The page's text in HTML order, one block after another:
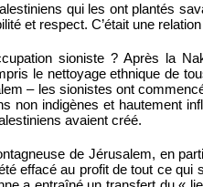
qui les ont plantés
et respect. C’était une
sioniste ? Après la
le nettoyage ethnique de
– les sionistes ont
non indigènes et hautement
avaient créé.
de Jérusalem, en
effacé au profit de tout ce